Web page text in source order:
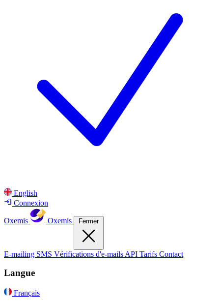
English
Connexion
Oxemis Oxemis Fermer
E-mailing SMS Vérifications d'e-mails API Tarifs Contact
Langue
Français